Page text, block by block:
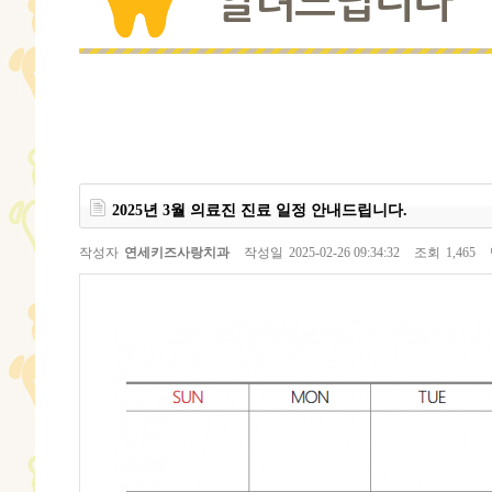
2025년 3월 의료진 진료 일정 안내드립니다.
작성자 연세키즈사랑치과 작성일 2025-02-26 09:34:32 조회 1,465